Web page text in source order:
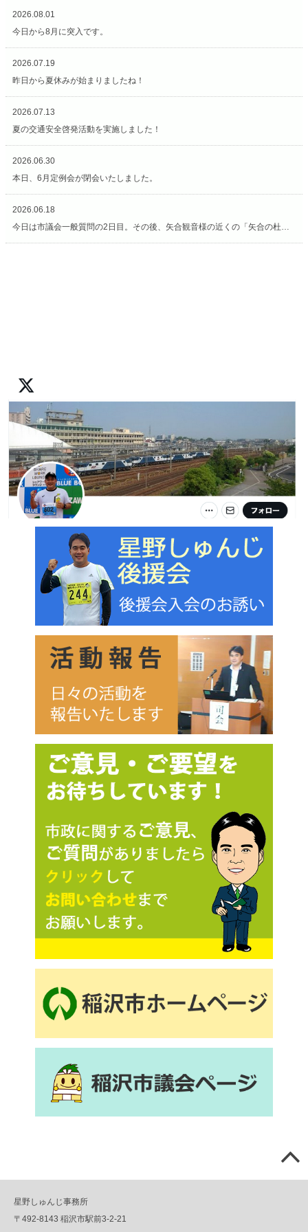
2026.08.01
今日から8月に突入です。
2026.07.19
昨日から夏休みが始まりましたね！
2026.07.13
夏の交通安全啓発活動を実施しました！
2026.06.30
本日、6月定例会が閉会いたしました。
2026.06.18
今日は市議会一般質問の2日目。その後、矢合観音様の近くの「矢合の杜」へ。
星野しゅんじ事務所
〒492-8143 稲沢市駅前3-2-21